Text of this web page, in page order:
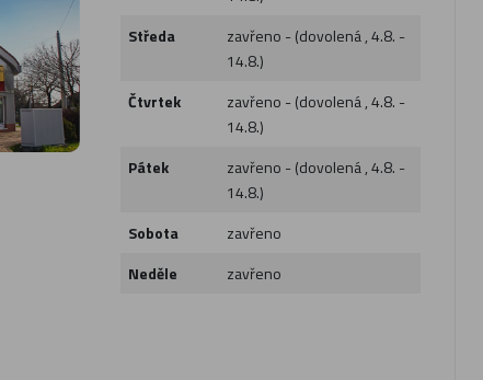
Středa
zavřeno - (dovolená , 4.8. -
14.8.)
Čtvrtek
zavřeno - (dovolená , 4.8. -
14.8.)
Pátek
zavřeno - (dovolená , 4.8. -
14.8.)
Sobota
zavřeno
Neděle
zavřeno